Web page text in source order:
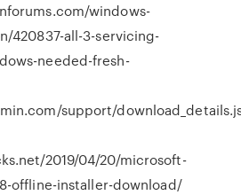
windows-
420837-all-3-servicing-
needed-fresh-
support/
2019/04/20/microsoft-
offline-installer-download/